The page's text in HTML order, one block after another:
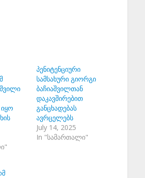
პენიტენციური
სამსახური გიორგი
ბაჩიაშვილთან
დაკავშირებით
განცხადებას
ავრცელებს
July 14, 2025
In "სამართალი"